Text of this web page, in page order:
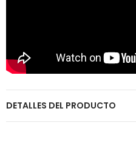
DETALLES DEL PRODUCTO